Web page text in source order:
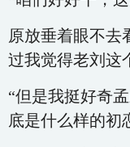
原放垂着眼不去
过我觉得老刘这
“但是我挺好奇
底是什么样的初